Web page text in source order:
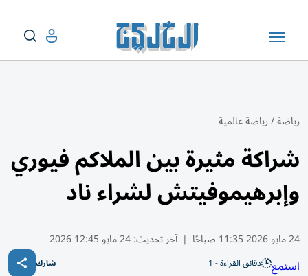
رياضة/رياضة عالمية
شراكة مثيرة بين الملاكم فيوري
وإبرهيموفيتش لشراء ناد
24 مايو 2026 11:35 صباحًا | آخر تحديث:24 مايو 12:45 2026
استمع دقائق القراءة - 1 شارك